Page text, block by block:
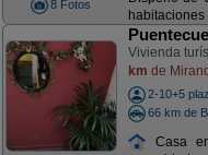
8 Fotos
Vivienda
km de
2-10+5
66 km de
Casa